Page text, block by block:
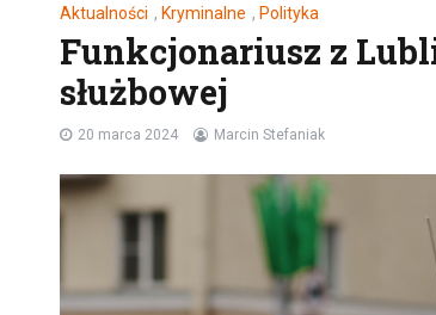
Aktualności , Kryminalne , Polityka
Funkcjonariusz z
służbowej
20 marca 2024 Marcin Stefaniak